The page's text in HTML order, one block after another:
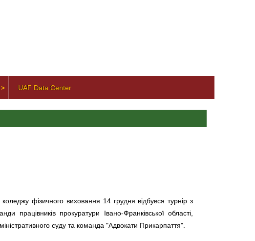
UAF Data Center
фізичного виховання 14 грудня відбувся турнір з
прокуратури Івано-Франківської області,
суду та команда "Адвокати Прикарпаття".